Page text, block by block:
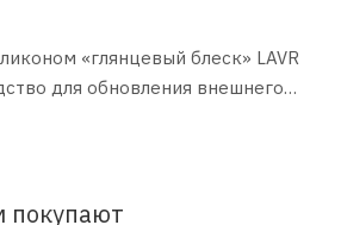
«глянцевый блеск» LAVR
для обновления внешнего
растрескивания. Благодаря
покупают